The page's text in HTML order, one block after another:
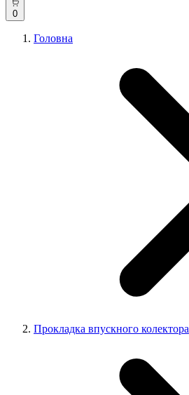
0
Головна
Прокладка впускного колектора